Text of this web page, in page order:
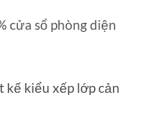
cửa sổ phòng diện
kế kiểu xếp lớp cản